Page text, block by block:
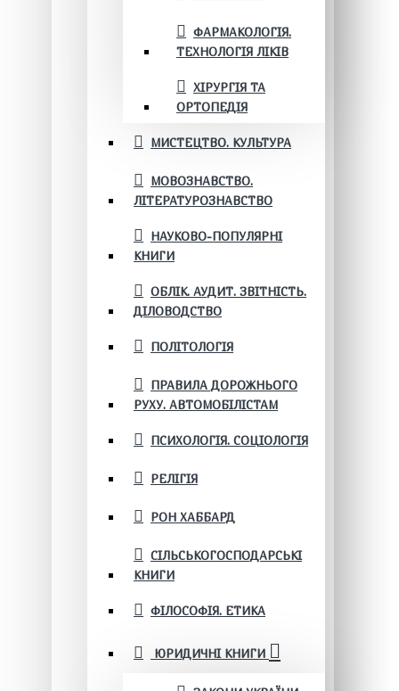
ФАРМАКОЛОГІЯ.
ТЕХНОЛОГІЯ ЛІКІВ
ХІРУРГІЯ ТА
ОРТОПЕДІЯ
МИСТЕЦТВО. КУЛЬТУРА
МОВОЗНАВСТВО.
ЛІТЕРАТУРОЗНАВСТВО
НАУКОВО-ПОПУЛЯРНІ
КНИГИ
ОБЛІК. АУДИТ. ЗВІТНІСТЬ.
ДІЛОВОДСТВО
ПОЛІТОЛОГІЯ
ПРАВИЛА ДОРОЖНЬОГО
РУХУ. АВТОМОБІЛІСТАМ
ПСИХОЛОГІЯ. СОЦІОЛОГІЯ
РЕЛІГІЯ
РОН ХАББАРД
СІЛЬСЬКОГОСПОДАРСЬКІ
КНИГИ
ФІЛОСОФІЯ. ЕТИКА
ЮРИДИЧНІ КНИГИ